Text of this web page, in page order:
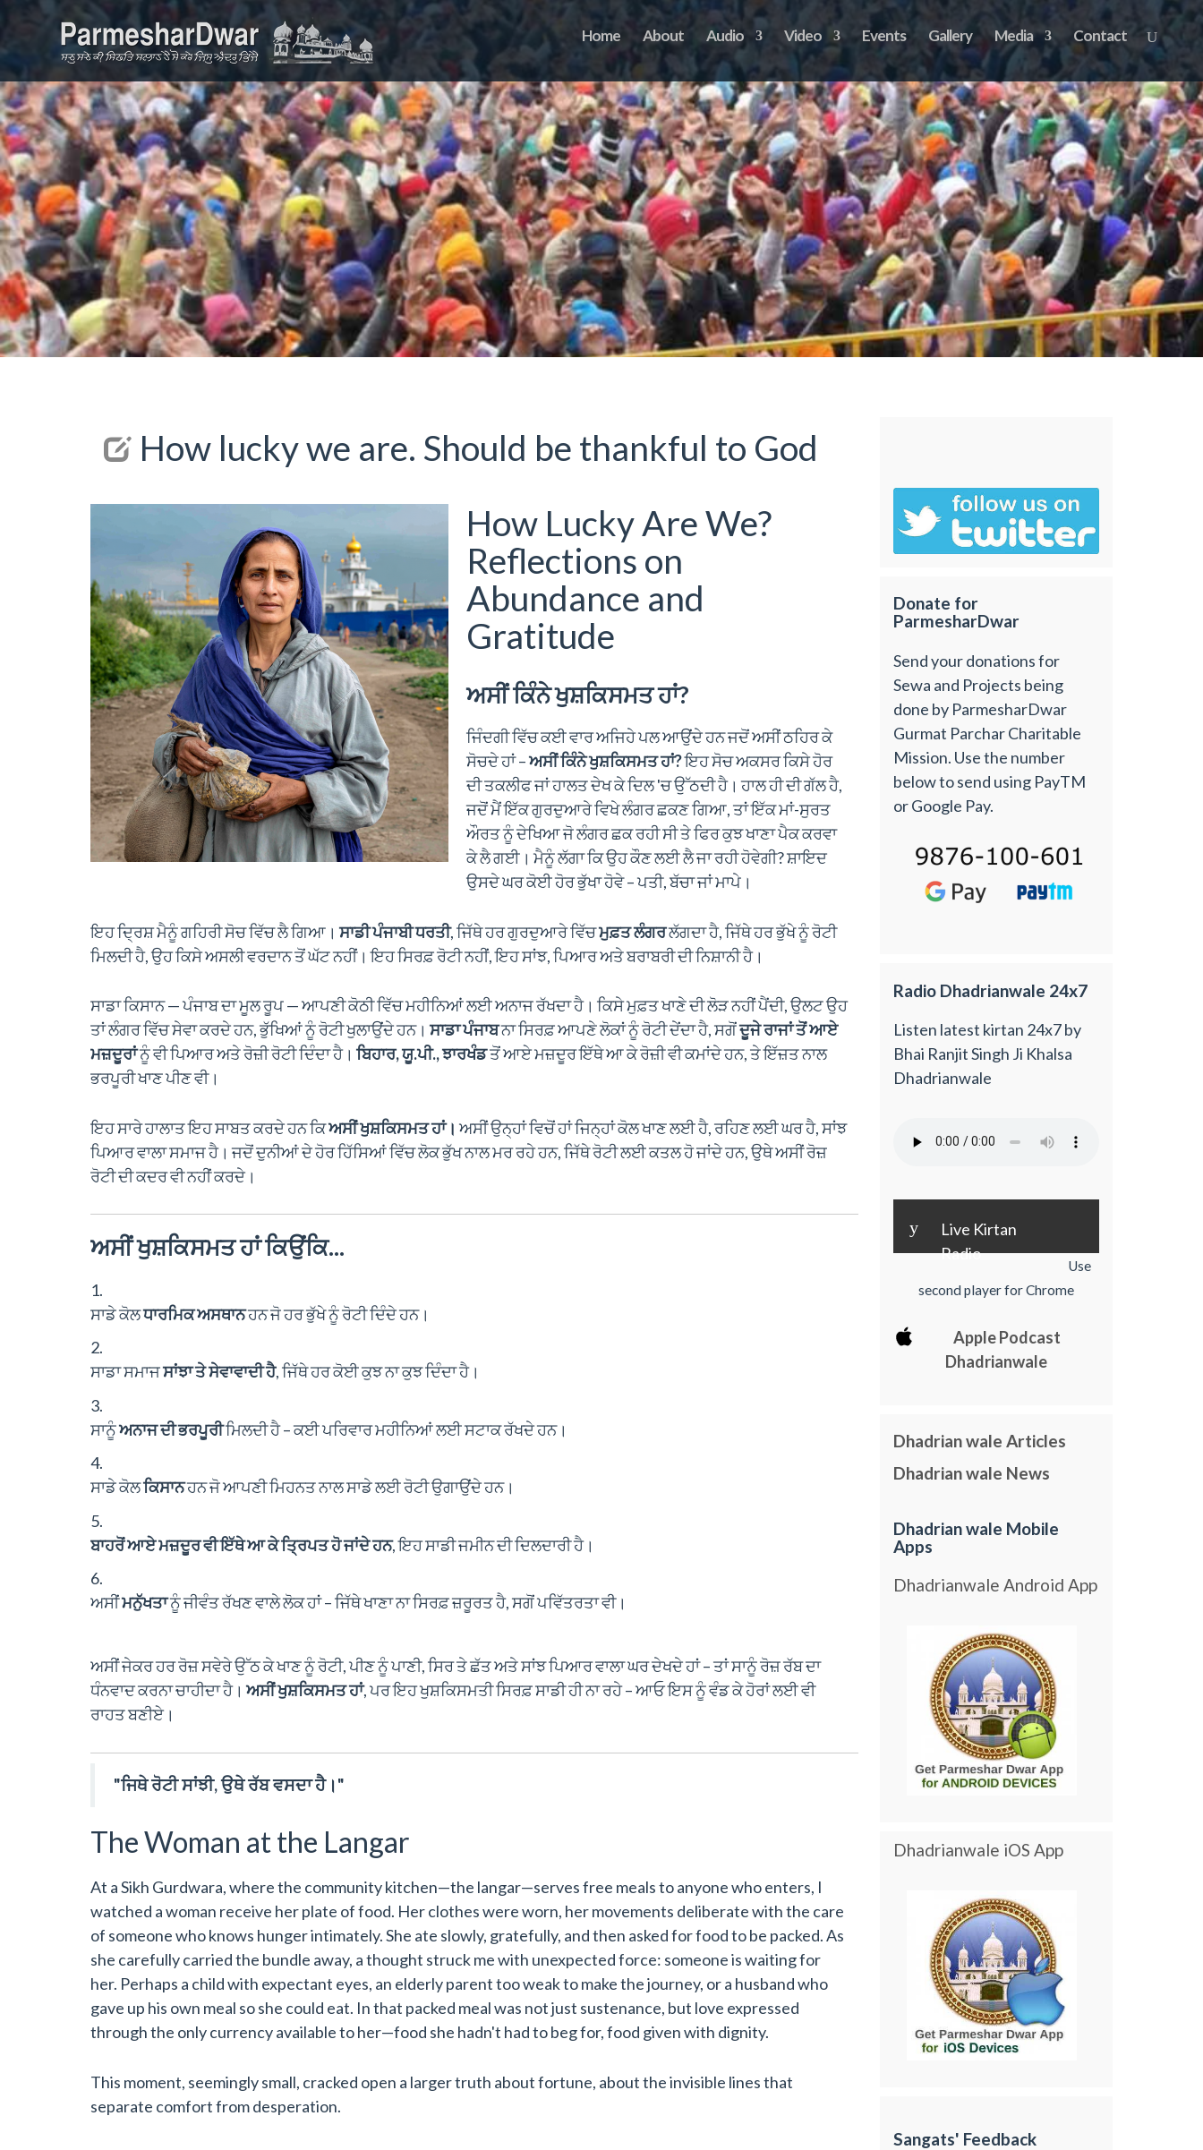
Home About Audio Video Events Gallery Media Contact
How lucky we are. Should be thankful to God
How Lucky Are We?
Reflections on
Abundance and
Gratitude
ਅਸੀਂ ਕਿੰਨੇ ਖੁਸ਼ਕਿਸਮਤ ਹਾਂ?
ਜਿੰਦਗੀ ਵਿੱਚ ਕਈ ਵਾਰ ਅਜਿਹੇ ਪਲ ਆਉਂਦੇ ਹਨ ਜਦੋਂ ਅਸੀਂ ਠਹਿਰ ਕੇ
ਸੋਚਦੇ ਹਾਂ –ਅਸੀਂ ਕਿੰਨੇ ਖੁਸ਼ਕਿਸਮਤ ਹਾਂ?ਇਹ ਸੋਚ ਅਕਸਰ ਕਿਸੇ ਹੋਰ
ਦੀ ਤਕਲੀਫ ਜਾਂ ਹਾਲਤ ਦੇਖ ਕੇ ਦਿਲ 'ਚ ਉੱਠਦੀ ਹੈ। ਹਾਲ ਹੀ ਦੀ ਗੱਲ ਹੈ,
ਜਦੋਂ ਮੈਂ ਇੱਕ ਗੁਰਦੁਆਰੇ ਵਿਖੇ ਲੰਗਰ ਛਕਣ ਗਿਆ, ਤਾਂ ਇੱਕ ਮਾਂ-ਸੁਰਤ
ਔਰਤ ਨੂੰ ਦੇਖਿਆ ਜੋ ਲੰਗਰ ਛਕ ਰਹੀ ਸੀ ਤੇ ਫਿਰ ਕੁਝ ਖਾਣਾ ਪੈਕ ਕਰਵਾ
ਕੇ ਲੈ ਗਈ। ਮੈਨੂੰ ਲੱਗਾ ਕਿ ਉਹ ਕੌਣ ਲਈ ਲੈ ਜਾ ਰਹੀ ਹੋਵੇਗੀ? ਸ਼ਾਇਦ
ਉਸਦੇ ਘਰ ਕੋਈ ਹੋਰ ਭੁੱਖਾ ਹੋਵੇ – ਪਤੀ, ਬੱਚਾ ਜਾਂ ਮਾਪੇ।
ਇਹ ਦ੍ਰਿਸ਼ ਮੈਨੂੰ ਗਹਿਰੀ ਸੋਚ ਵਿੱਚ ਲੈ ਗਿਆ।ਸਾਡੀ ਪੰਜਾਬੀ ਧਰਤੀ, ਜਿੱਥੇ ਹਰ ਗੁਰਦੁਆਰੇ ਵਿੱਚਮੁਫ਼ਤ ਲੰਗਰਲੱਗਦਾ ਹੈ, ਜਿੱਥੇ ਹਰ ਭੁੱਖੇ ਨੂੰ ਰੋਟੀ
ਮਿਲਦੀ ਹੈ, ਉਹ ਕਿਸੇ ਅਸਲੀ ਵਰਦਾਨ ਤੋਂ ਘੱਟ ਨਹੀਂ। ਇਹ ਸਿਰਫ਼ ਰੋਟੀ ਨਹੀਂ, ਇਹ ਸਾਂਝ, ਪਿਆਰ ਅਤੇ ਬਰਾਬਰੀ ਦੀ ਨਿਸ਼ਾਨੀ ਹੈ।
ਸਾਡਾ ਕਿਸਾਨ — ਪੰਜਾਬ ਦਾ ਮੂਲ ਰੂਪ — ਆਪਣੀ ਕੋਠੀ ਵਿੱਚ ਮਹੀਨਿਆਂ ਲਈ ਅਨਾਜ ਰੱਖਦਾ ਹੈ। ਕਿਸੇ ਮੁਫ਼ਤ ਖਾਣੇ ਦੀ ਲੋੜ ਨਹੀਂ ਪੈਂਦੀ, ਉਲਟ ਉਹ
ਤਾਂ ਲੰਗਰ ਵਿੱਚ ਸੇਵਾ ਕਰਦੇ ਹਨ, ਭੁੱਖਿਆਂ ਨੂੰ ਰੋਟੀ ਖੁਲਾਉਂਦੇ ਹਨ।ਸਾਡਾ ਪੰਜਾਬਨਾ ਸਿਰਫ਼ ਆਪਣੇ ਲੋਕਾਂ ਨੂੰ ਰੋਟੀ ਦੇਂਦਾ ਹੈ, ਸਗੋਂਦੂਜੇ ਰਾਜਾਂ ਤੋਂ ਆਏ
ਮਜ਼ਦੂਰਾਂਨੂੰ ਵੀ ਪਿਆਰ ਅਤੇ ਰੋਜ਼ੀ ਰੋਟੀ ਦਿੰਦਾ ਹੈ। ਬਿਹਾਰ, ਯੂ.ਪੀ., ਝਾਰਖੰਡਤੋਂ ਆਏ ਮਜ਼ਦੂਰ ਇੱਥੇ ਆ ਕੇ ਰੋਜ਼ੀ ਵੀ ਕਮਾਂਦੇ ਹਨ, ਤੇ ਇੱਜ਼ਤ ਨਾਲ
ਭਰਪੂਰੀ ਖਾਣ ਪੀਣ ਵੀ।
ਇਹ ਸਾਰੇ ਹਾਲਾਤ ਇਹ ਸਾਬਤ ਕਰਦੇ ਹਨ ਕਿਅਸੀਂ ਖੁਸ਼ਕਿਸਮਤ ਹਾਂ। ਅਸੀਂ ਉਨ੍ਹਾਂ ਵਿਚੋਂ ਹਾਂ ਜਿਨ੍ਹਾਂ ਕੋਲ ਖਾਣ ਲਈ ਹੈ, ਰਹਿਣ ਲਈ ਘਰ ਹੈ, ਸਾਂਝ
ਪਿਆਰ ਵਾਲਾ ਸਮਾਜ ਹੈ। ਜਦੋਂ ਦੁਨੀਆਂ ਦੇ ਹੋਰ ਹਿੱਸਿਆਂ ਵਿੱਚ ਲੋਕ ਭੁੱਖ ਨਾਲ ਮਰ ਰਹੇ ਹਨ, ਜਿੱਥੇ ਰੋਟੀ ਲਈ ਕਤਲ ਹੋ ਜਾਂਦੇ ਹਨ, ਉਥੇ ਅਸੀਂ ਰੋਜ਼
ਰੋਟੀ ਦੀ ਕਦਰ ਵੀ ਨਹੀਂ ਕਰਦੇ।
ਅਸੀਂ ਖੁਸ਼ਕਿਸਮਤ ਹਾਂ ਕਿਉਂਕਿ...
ਸਾਡੇ ਕੋਲਧਾਰਮਿਕ ਅਸਥਾਨਹਨ ਜੋ ਹਰ ਭੁੱਖੇ ਨੂੰ ਰੋਟੀ ਦਿੰਦੇ ਹਨ।
ਸਾਡਾ ਸਮਾਜਸਾਂਝਾ ਤੇ ਸੇਵਾਵਾਦੀ ਹੈ, ਜਿੱਥੇ ਹਰ ਕੋਈ ਕੁਝ ਨਾ ਕੁਝ ਦਿੰਦਾ ਹੈ।
ਸਾਨੂੰਅਨਾਜ ਦੀ ਭਰਪੂਰੀਮਿਲਦੀ ਹੈ – ਕਈ ਪਰਿਵਾਰ ਮਹੀਨਿਆਂ ਲਈ ਸਟਾਕ ਰੱਖਦੇ ਹਨ।
ਸਾਡੇ ਕੋਲਕਿਸਾਨਹਨ ਜੋ ਆਪਣੀ ਮਿਹਨਤ ਨਾਲ ਸਾਡੇ ਲਈ ਰੋਟੀ ਉਗਾਉਂਦੇ ਹਨ।
ਬਾਹਰੋਂ ਆਏ ਮਜ਼ਦੂਰ ਵੀ ਇੱਥੇ ਆ ਕੇ ਤ੍ਰਿਪਤ ਹੋ ਜਾਂਦੇ ਹਨ, ਇਹ ਸਾਡੀ ਜਮੀਨ ਦੀ ਦਿਲਦਾਰੀ ਹੈ।
ਅਸੀਂਮਨੁੱਖਤਾਨੂੰ ਜੀਵੰਤ ਰੱਖਣ ਵਾਲੇ ਲੋਕ ਹਾਂ – ਜਿੱਥੇ ਖਾਣਾ ਨਾ ਸਿਰਫ਼ ਜ਼ਰੂਰਤ ਹੈ, ਸਗੋਂ ਪਵਿੱਤਰਤਾ ਵੀ।
ਅਸੀਂ ਜੇਕਰ ਹਰ ਰੋਜ਼ ਸਵੇਰੇ ਉੱਠ ਕੇ ਖਾਣ ਨੂੰ ਰੋਟੀ, ਪੀਣ ਨੂੰ ਪਾਣੀ, ਸਿਰ ਤੇ ਛੱਤ ਅਤੇ ਸਾਂਝ ਪਿਆਰ ਵਾਲਾ ਘਰ ਦੇਖਦੇ ਹਾਂ – ਤਾਂ ਸਾਨੂੰ ਰੋਜ਼ ਰੱਬ ਦਾ
ਧੰਨਵਾਦ ਕਰਨਾ ਚਾਹੀਦਾ ਹੈ।ਅਸੀਂ ਖੁਸ਼ਕਿਸਮਤ ਹਾਂ, ਪਰ ਇਹ ਖੁਸ਼ਕਿਸਮਤੀ ਸਿਰਫ਼ ਸਾਡੀ ਹੀ ਨਾ ਰਹੇ – ਆਓ ਇਸ ਨੂੰ ਵੰਡ ਕੇ ਹੋਰਾਂ ਲਈ ਵੀ
ਰਾਹਤ ਬਣੀਏ।
"ਜਿਥੇ ਰੋਟੀ ਸਾਂਝੀ, ਉਥੇ ਰੱਬ ਵਸਦਾ ਹੈ।"
The Woman at the Langar
At a Sikh Gurdwara, where the community kitchen—the langar—serves free meals to anyone who enters, I
watched a woman receive her plate of food. Her clothes were worn, her movements deliberate with the care
of someone who knows hunger intimately. She ate slowly, gratefully, and then asked for food to be packed. As
she carefully carried the bundle away, a thought struck me with unexpected force: someone is waiting for
her. Perhaps a child with expectant eyes, an elderly parent too weak to make the journey, or a husband who
gave up his own meal so she could eat. In that packed meal was not just sustenance, but love expressed
through the only currency available to her—food she hadn't had to beg for, food given with dignity.
This moment, seemingly small, cracked open a larger truth about fortune, about the invisible lines that
separate comfort from desperation.
Donate for
ParmesharDwar
Send your donations for
Sewa and Projects being
done by ParmesharDwar
Gurmat Parchar Charitable
Mission. Use the number
below to send using PayTM
or Google Pay.
Radio Dhadrianwale 24x7
Listen latest kirtan 24x7 by
Bhai Ranjit Singh Ji Khalsa
Dhadrianwale
y
Live Kirtan
Radio
Use
second player for Chrome
Apple Podcast
Dhadrianwale
Dhadrian wale Articles
Dhadrian wale News
Dhadrian wale Mobile
Apps
Dhadrianwale Android App
Dhadrianwale iOS App
Sangats' Feedback